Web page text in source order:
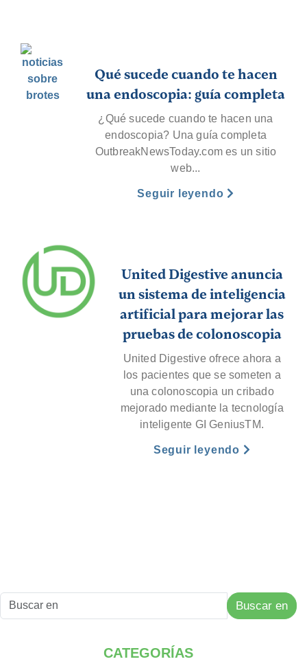
Qué sucede cuando te hacen
una endoscopia: guía completa
¿Qué sucede cuando te hacen una
endoscopia? Una guía completa
OutbreakNewsToday.com es un sitio
web...
Seguir leyendo
United Digestive anuncia
un sistema de inteligencia
artificial para mejorar las
pruebas de colonoscopia
United Digestive ofrece ahora a
los pacientes que se someten a
una colonoscopia un cribado
mejorado mediante la tecnología
inteligente GI GeniusTM.
Seguir leyendo
Buscar en
CATEGORÍAS